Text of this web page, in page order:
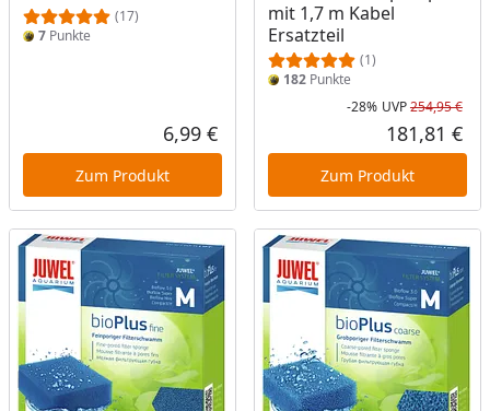
(17)
7 Punkte
Aktueller Preis
6,99 €
Zum Produkt
mit 1,7 m Kabel
Ersatzteil
(1)
182Punkte
-28% UVP254,95 €
181,81 €
Zum Produkt